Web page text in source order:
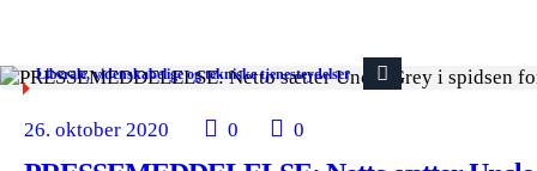
Liberale, videnskabelige og tekniske tjenesteydelser
26. oktober 2020 0 0